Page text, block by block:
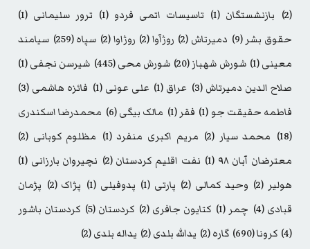
(2)
بازنشستگان (1) تاسیسات اتمی فردو (1) ترور سلیمانی (1)
حقوق بشر (9) دمیرتاش (2) روژآوا(2) روژاوا(2) سپاه(259)
سیامند
معینی(1) شورش شهباز(20) شورش محی(445) شیرسن نجفی(1)
صلاح الدین دمیرتاش (3) عراق (1) علی عونی (1) فائزه هاشمی (3)
فاطمه حقیقت جو (1) فقر (1) مالک بیگی(6)
محمدرضا اسکندری
(18)
محمد سیار (2) مریم اکبری منفرد (1) مظلوم کوبانی (2)
معترضان آبان ۹۸
(1) نفت اقلیم کردستان (2) نچیروان بارزانی (1)
هولیر (2) وحید کمالی (2) پارتی (1) پدوفیلی (1) پژاک (2)
پژمان
قبادی (4) چمر (1) کتایون جافری (2) کردستان (5)
کردستان باشور
(4)
کرونا(690) گاره(2) یدالله بلدی(2) یداله بلدی(2)